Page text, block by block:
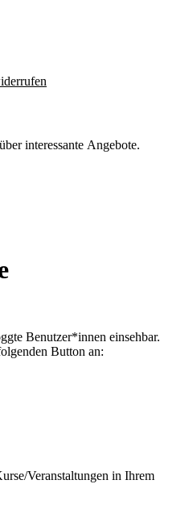
interessante Angebote.
Benutzer*innen einsehbar.
Button an:
Veranstaltungen in Ihrem